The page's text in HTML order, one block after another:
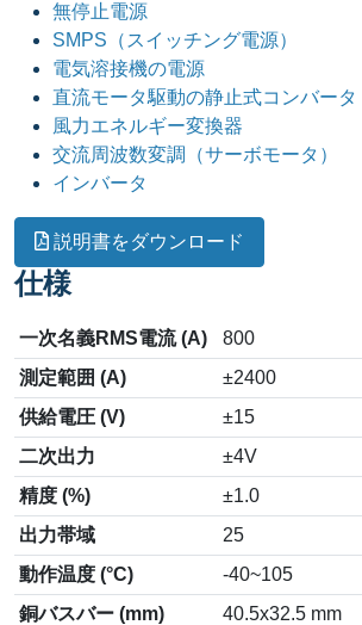
無停止電源
SMPS（スイッチング電源）
電気溶接機の電源
直流モータ駆動の静止式コンバータ
風力エネルギー変換器
交流周波数変調（サーボモータ）
インバータ
説明書をダウンロード
仕様
一次名義RMS電流 (A)
800
測定範囲 (A)
±2400
供給電圧 (V)
±15
二次出力
±4V
精度 (%)
±1.0
出力帯域
25
動作温度 (°C)
-40~105
銅バスバー (mm)
40.5x32.5 mm